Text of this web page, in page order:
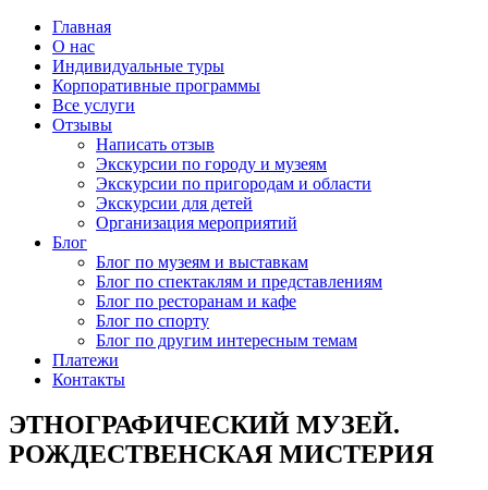
Главная
О нас
Индивидуальные туры
Корпоративные программы
Все услуги
Отзывы
Написать отзыв
Экскурсии по городу и музеям
Экскурсии по пригородам и области
Экскурсии для детей
Организация мероприятий
Блог
Блог по музеям и выставкам
Блог по спектаклям и представлениям
Блог по ресторанам и кафе
Блог по спорту
Блог по другим интересным темам
Платежи
Контакты
ЭТНОГРАФИЧЕСКИЙ МУЗЕЙ.
РОЖДЕСТВЕНСКАЯ МИСТЕРИЯ